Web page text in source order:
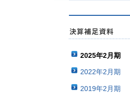
2025年2月期
2022年2月期
2019年2月期